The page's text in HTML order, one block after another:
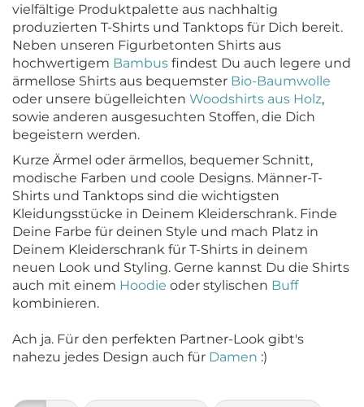
vielfältige Produktpalette aus nachhaltig
produzierten T-Shirts und Tanktops für Dich bereit.
Neben unseren Figurbetonten Shirts aus
hochwertigem Bambus findest Du auch legere und
ärmellose Shirts aus bequemster Bio-Baumwolle
oder unsere bügelleichten Woodshirts aus Holz,
sowie anderen ausgesuchten Stoffen, die Dich
begeistern werden.
Kurze Ärmel oder ärmellos, bequemer Schnitt,
modische Farben und coole Designs. Männer-T-
Shirts und Tanktops sind die wichtigsten
Kleidungsstücke in Deinem Kleiderschrank. Finde
Deine Farbe für deinen Style und mach Platz in
Deinem Kleiderschrank für T-Shirts in deinem
neuen Look und Styling. Gerne kannst Du die Shirts
auch mit einem Hoodie oder stylischen Buff
kombinieren.
Ach ja. Für den perfekten Partner-Look gibt's
nahezu jedes Design auch für Damen :)